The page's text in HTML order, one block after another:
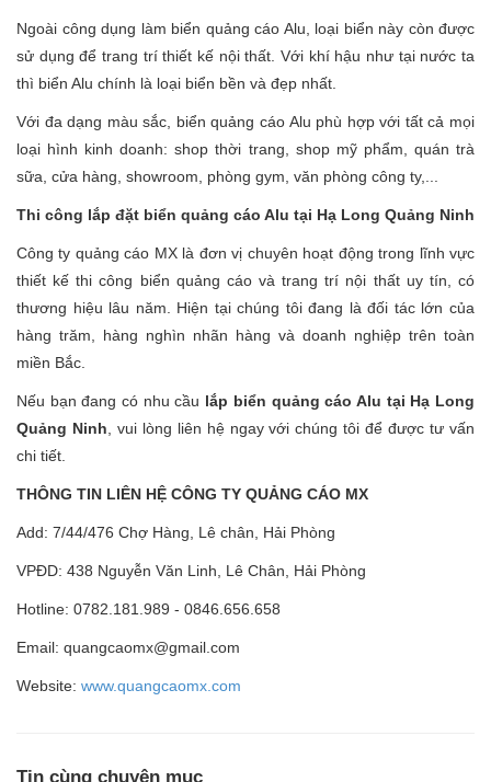
Ngoài công dụng làm biển quảng cáo Alu, loại biển này còn được
sử dụng để trang trí thiết kế nội thất. Với khí hậu như tại nước ta
thì biển Alu chính là loại biển bền và đẹp nhất.
Với đa dạng màu sắc, biển quảng cáo Alu phù hợp với tất cả mọi
loại hình kinh doanh: shop thời trang, shop mỹ phẩm, quán trà
sữa, cửa hàng, showroom, phòng gym, văn phòng công ty,...
Thi công lắp đặt biển quảng cáo Alu tại Hạ Long Quảng Ninh
Công ty quảng cáo MX là đơn vị chuyên hoạt động trong lĩnh vực
thiết kế thi công biển quảng cáo và trang trí nội thất uy tín, có
thương hiệu lâu năm. Hiện tại chúng tôi đang là đối tác lớn của
hàng trăm, hàng nghìn nhãn hàng và doanh nghiệp trên toàn
miền Bắc.
Nếu bạn đang có nhu cầu lắp biển quảng cáo Alu tại Hạ Long
Quảng Ninh , vui lòng liên hệ ngay với chúng tôi để được tư vấn
chi tiết.
THÔNG TIN LIÊN HỆ CÔNG TY QUẢNG CÁO MX
Add: 7/44/476 Chợ Hàng, Lê chân, Hải Phòng
VPĐD: 438 Nguyễn Văn Linh, Lê Chân, Hải Phòng
Hotline: 0782.181.989 - 0846.656.658
Email: quangcaomx@gmail.com
Website: www.quangcaomx.com
Tin cùng chuyên mục